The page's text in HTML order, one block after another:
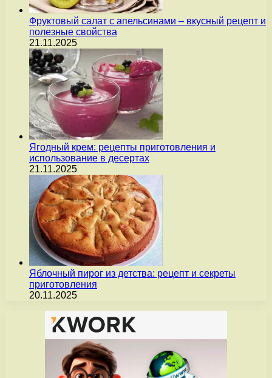
Фруктовый салат с апельсинами – вкусный рецепт и
полезные свойства
21.11.2025
Ягодный крем: рецепты приготовления и
использование в десертах
21.11.2025
Яблочный пирог из детства: рецепт и секреты
приготовления
20.11.2025